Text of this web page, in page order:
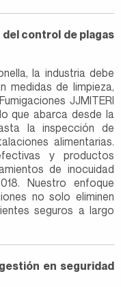
control de plagas
la industria debe
medidas de limpieza,
JJMITERI
que abarca desde la
la inspección de
alimentarias.
y productos
de inocuidad
Nuestro enfoque
no solo eliminen
seguros a largo
en seguridad